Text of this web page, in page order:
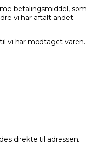
betalingsmiddel, som
vi har aftalt andet.
vi har modtaget varen.
direkte til adressen.